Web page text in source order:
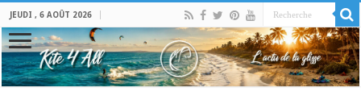
JEUDI , 6 AOÛT 2026